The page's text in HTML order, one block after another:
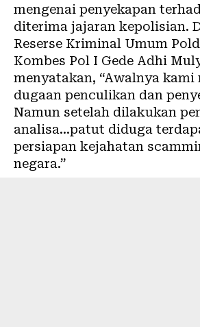
mengenai penyekapan
diterima jajaran kepolisian.
Reserse Kriminal Umum
Kombes Pol I Gede Adhi
menyatakan, “Awalnya kami
dugaan penculikan dan
Namun setelah dilakukan
analisa…patut diduga
persiapan kejahatan
negara.”